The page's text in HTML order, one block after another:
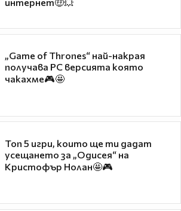
„Game of Thrones“ най-накрая
получава PC версията която
чакахме🎮🤩
Топ 5 игри, които ще ти дадат
усещането за „Одисея“ на
Кристофър Нолан🤩🎮